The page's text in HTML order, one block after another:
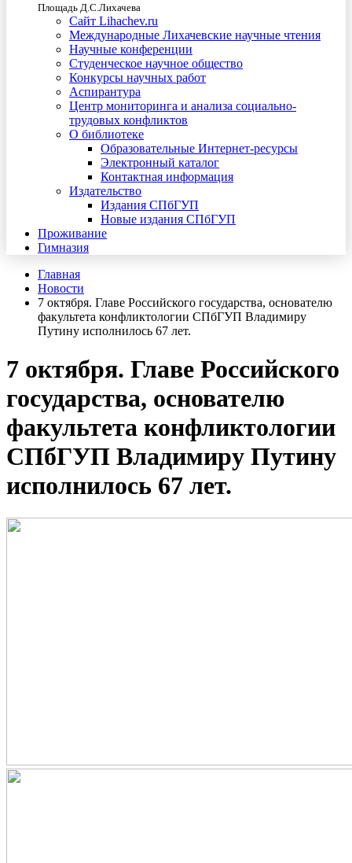
Площадь Д.С.Лихачева
Сайт Lihachev.ru
Международные Лихачевские научные чтения
Научные конференции
Студенческое научное общество
Конкурсы научных работ
Аспирантура
Центр мониторинга и анализа социально-
трудовых конфликтов
О библиотеке
Образовательные Интернет-ресурсы
Электронный каталог
Контактная информация
Издательство
Издания СПбГУП
Новые издания СПбГУП
Проживание
Гимназия
Главная
Новости
7 октября. Главе Российского государства, основателю
факультета конфликтологии СПбГУП Владимиру
Путину исполнилось 67 лет.
7 октября. Главе Российского
государства, основателю
факультета конфликтологии
СПбГУП Владимиру Путину
исполнилось 67 лет.